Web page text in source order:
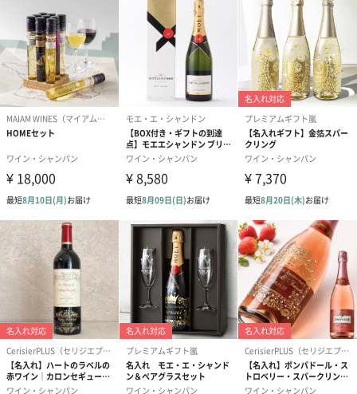
アールグレイ（HAPPY
BIRTHDAY TO YOU）
（660円）
アールグレイティー
（660円）
フルーツティ
円）
スイーツ
スイーツを同梱してお届けいたします。ギフトへの＋αにおすすめ
です。